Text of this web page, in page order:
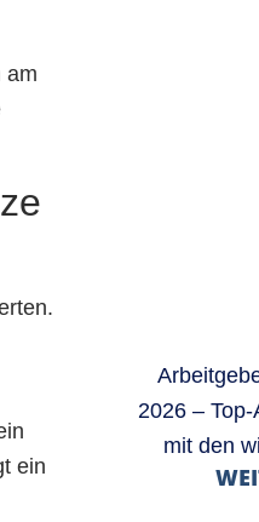
am
ein
2026 –
mit den